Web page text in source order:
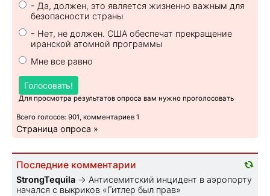
- Да, должен, это является жизненно важным для
безопасности страны
- Нет, не должен. США обеспечат прекращение
иранской атомной программы
Мне все равно
Голосовать!
Для просмотра результатов опроса вам нужно проголосовать
Всего голосов: 901, комментариев 1
Страница опроса »
Последние комментарии
StrongTequila → Антисемитский инцидент в аэропорту
начался с выкриков «Гитлер был прав»